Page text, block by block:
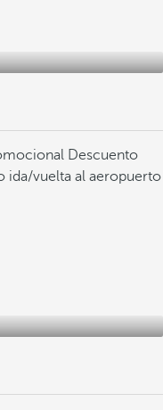
Descuento
ida/vuelta al aeropuerto